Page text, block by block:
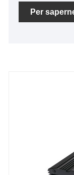
Spina CA
Regno Unito,
Per